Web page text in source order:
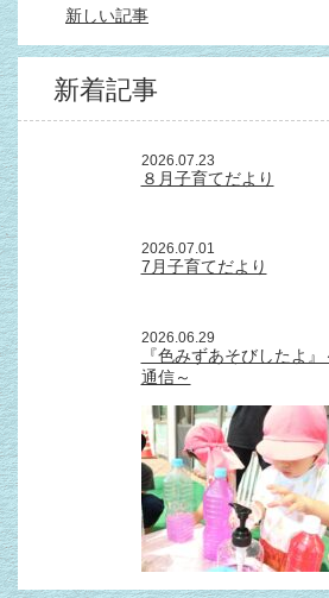
新しい記事
新着記事
2026.07.23
８月子育てだより
2026.07.01
7月子育てだより
2026.06.29
『色みずあそびしたよ
通信～